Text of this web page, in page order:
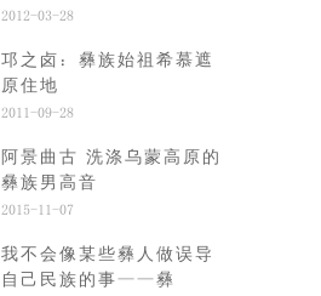
2012-03-28
邛之卤：彝族始祖希慕遮
原住地
2011-09-28
阿景曲古 洗涤乌蒙高原的
彝族男高音
2015-11-07
我不会像某些彝人做误导
自己民族的事——彝